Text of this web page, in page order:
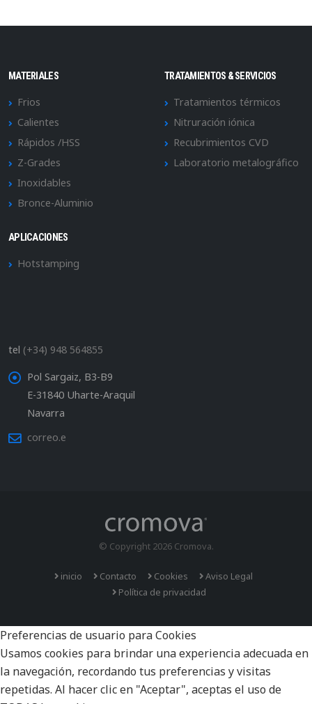
MATERIALES
Frios
Calientes
Rápidos /HSS
Z-Grades
Inoxidables
Bronce-Aluminio
TRATAMIENTOS & SERVICIOS
Tratamientos térmicos
Nitruración iónica
Recubrimientos CVD
Laboratorio metalográfico
APLICACIONES
Hotstamping
tel (+34) 948 564855
Pol Sargaiz, B3-B9
E-31840 Uharte-Araquil
Navarra
correo.e
© Copyright 2026 Cromova.
inicio Contacto Cookies
Aviso Legal
Política de privacidad
Preferencias de usuario para Cookies
Usamos cookies para brindar una experiencia adecuada en
la navegación, recordando tus preferencias y visitas
repetidas. Al hacer clic en "Aceptar", aceptas el uso de